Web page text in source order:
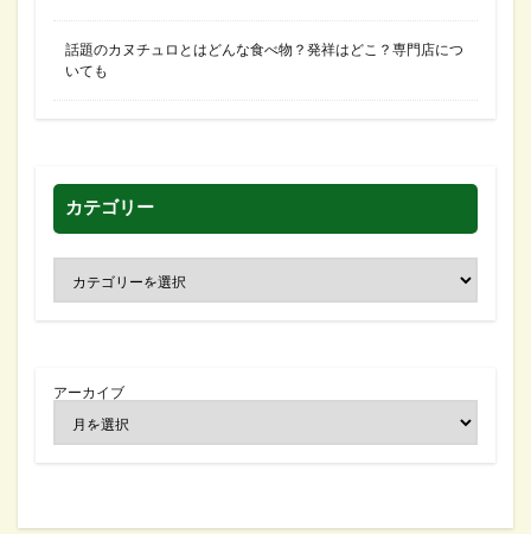
話題のカヌチュロとはどんな食べ物？発祥はどこ？専門店につ
いても
カテゴリー
アーカイブ